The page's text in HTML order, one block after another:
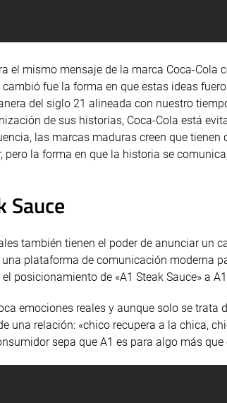
el mismo mensaje de la marca Coca-
fue la forma en que estas ideas
del siglo 21 alineada con nuestro
de sus historias, Coca-Cola está
las marcas maduras creen que
pero la forma en que la historia se
Sauce
también tienen el poder de anunciar un
plataforma de comunicación moderna
posicionamiento de «A1 Steak Sauce» a
emociones reales y aunque solo se trata
una relación: «chico recupera a la chica,
sepa que A1 es para algo más que